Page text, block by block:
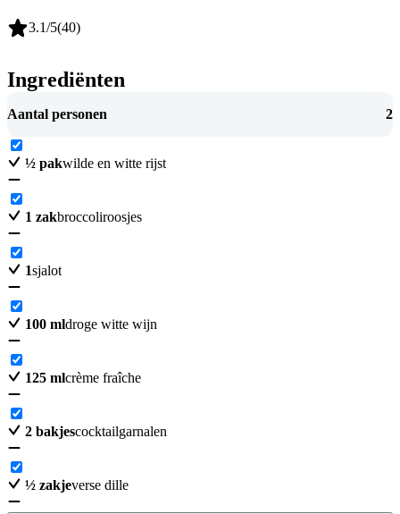
3.1/5(40)
Ingrediënten
Aantal personen 2
½ pakwilde en witte rijst
1 zakbroccoliroosjes
1sjalot
100 mldroge witte wijn
125 mlcrème fraîche
2 bakjescocktailgarnalen
½ zakjeverse dille